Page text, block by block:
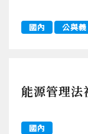
國內 公與義
能源管理法
國內